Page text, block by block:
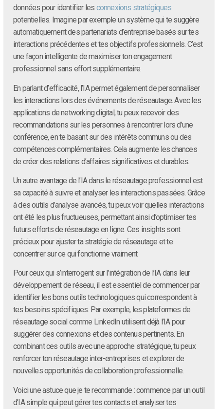
données pour identifier les connexions stratégiques
potentielles. Imagine par exemple un système qui te suggère
automatiquement des partenariats d’entreprise basés sur tes
interactions précédentes et tes objectifs professionnels. C’est
une façon intelligente de maximiser ton engagement
professionnel sans effort supplémentaire.
En parlant d’efficacité, l’IA permet également de personnaliser
les interactions lors des événements de réseautage. Avec les
applications de networking digital, tu peux recevoir des
recommandations sur les personnes à rencontrer lors d’une
conférence, en te basant sur des intérêts communs ou des
compétences complémentaires. Cela augmente les chances
de créer des relations d’affaires significatives et durables.
Un autre avantage de l’IA dans le réseautage professionnel est
sa capacité à suivre et analyser les interactions passées. Grâce
à des outils d’analyse avancés, tu peux voir quelles interactions
ont été les plus fructueuses, permettant ainsi d’optimiser tes
futurs efforts de réseautage en ligne. Ces insights sont
précieux pour ajuster ta stratégie de réseautage et te
concentrer sur ce qui fonctionne vraiment.
Pour ceux qui s’interrogent sur l’intégration de l’IA dans leur
développement de réseau, il est essentiel de commencer par
identifier les bons outils technologiques qui correspondent à
tes besoins spécifiques. Par exemple, les plateformes de
réseautage social comme LinkedIn utilisent déjà l’IA pour
suggérer des connexions et des contenus pertinents. En
combinant ces outils avec une approche stratégique, tu peux
renforcer ton réseautage inter-entreprises et explorer de
nouvelles opportunités de collaboration professionnelle.
Voici une astuce que je te recommande : commence par un outil
d’IA simple qui peut gérer tes contacts et analyser tes